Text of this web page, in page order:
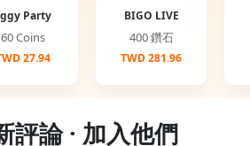
Party
60 Coins
27.94
BIGO LIVE
400 鑽石
TWD 281.96
評論 · 加入他們